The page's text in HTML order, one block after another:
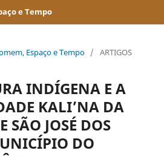
e Tempo
Espaço e Tempo / ARTIGOS
INDÍGENA E A
KALI’NA DA
JOSÉ DOS
DO